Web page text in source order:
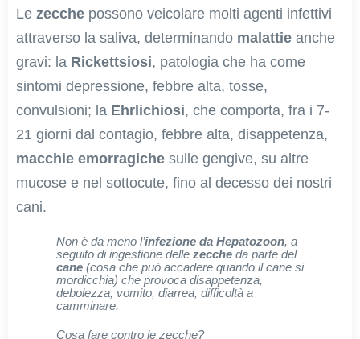
Le zecche possono veicolare molti agenti infettivi
attraverso la saliva, determinando malattie anche
gravi: la Rickettsiosi, patologia che ha come
sintomi depressione, febbre alta, tosse,
convulsioni; la Ehrlichiosi, che comporta, fra i 7-
21 giorni dal contagio, febbre alta, disappetenza,
macchie emorragiche sulle gengive, su altre
mucose e nel sottocute, fino al decesso dei nostri
cani.
Non è da meno l’infezione da Hepatozoon, a
seguito di ingestione delle zecche da parte del
cane (cosa che può accadere quando il cane si
mordicchia) che provoca disappetenza,
debolezza, vomito, diarrea, difficoltà a
camminare.
Cosa fare contro le zecche?